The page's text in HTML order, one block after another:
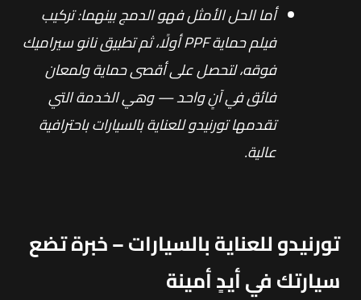
أما الحل الأمثل فهو الدمج بينهما: تركيب
فيلم حماية PPF أولًا، ثم تطبيق نانو سيراميك
فوقه، لتحصل على أقصى حماية ولمعان
فائق في آنٍ واحد — وهي الخدمة التي
تقدمها تورنيدو للعناية بالسيارات باحترافية
عالية.
تورنيدو للعناية بالسيارات – خبرة تضع
سيارتك في أيدٍ أمينة